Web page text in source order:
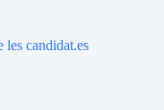
candidat.es